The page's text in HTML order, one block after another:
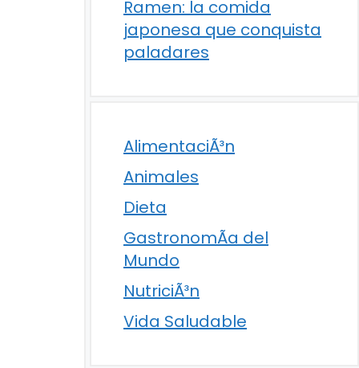
Ramen: la comida
japonesa que conquista
paladares
AlimentaciÃ³n
Animales
Dieta
GastronomÃ­a del
Mundo
NutriciÃ³n
Vida Saludable